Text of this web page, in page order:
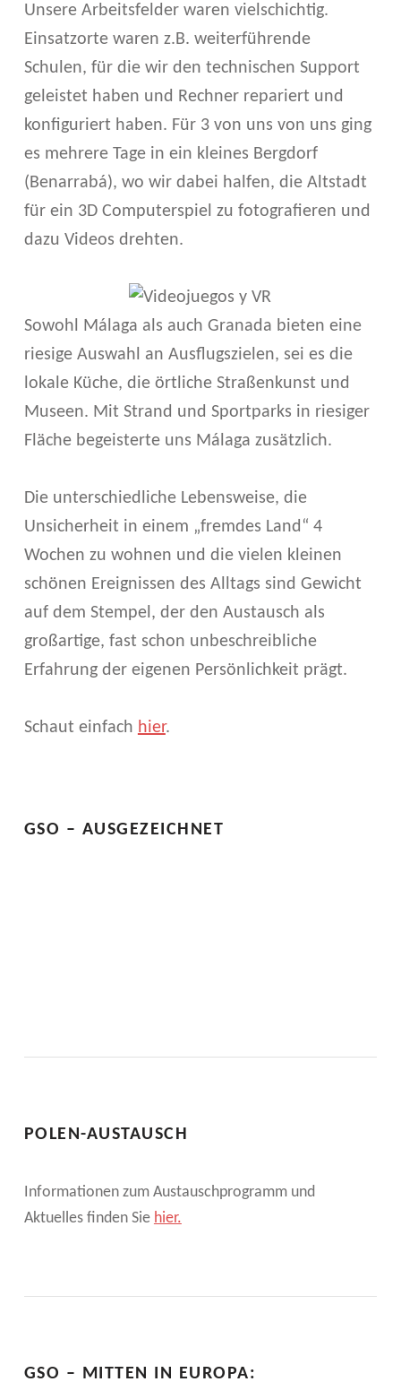
-
A
U
S
Z
U
B
D
E
N
D
E
I
N
M
Á
L
G
Unsere Arbeitsfelder waren vielschichtig.
Einsatzorte waren z.B. weiterführende
Schulen, für die wir den technischen Support
geleistet haben und Rechner repariert und
konfiguriert haben. Für 3 von uns von uns ging
es mehrere Tage in ein kleines Bergdorf
(Benarrabá), wo wir dabei halfen, die Altstadt
für ein 3D Computerspiel zu fotografieren und
dazu Videos drehten.
Sowohl Málaga als auch Granada bieten eine
riesige Auswahl an Ausflugszielen, sei es die
lokale Küche, die örtliche Straßenkunst und
Museen. Mit Strand und Sportparks in riesiger
Fläche begeisterte uns Málaga zusätzlich.
Die unterschiedliche Lebensweise, die
Unsicherheit in einem „fremdes Land“ 4
Wochen zu wohnen und die vielen kleinen
schönen Ereignissen des Alltags sind Gewicht
auf dem Stempel, der den Austausch als
großartige, fast schon unbeschreibliche
Erfahrung der eigenen Persönlichkeit prägt.
Schaut einfach hier.
GSO – AUSGEZEICHNET
POLEN-AUSTAUSCH
Informationen zum Austauschprogramm und
Aktuelles finden Sie hier.
GSO – MITTEN IN EUROPA: